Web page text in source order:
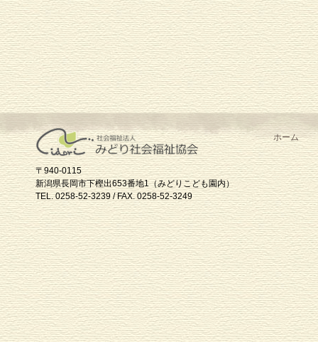
〒940-0115
新潟県長岡市下樫出653番地1（みどりこども園内）
TEL. 0258-52-3239 / FAX. 0258-52-3249
ホーム